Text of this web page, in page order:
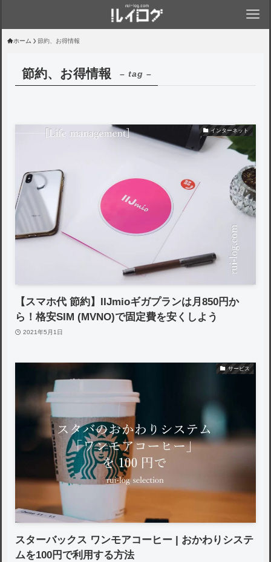
ホーム 節約、お得情報
節約、お得情報 – tag –
インターネット
【スマホ代 節約】IIJmioギガプランは月850円か
ら！格安SIM (MVNO)で固定費を安くしよう
2021年5月1日
サービス
スターバックス ワンモアコーヒー | おかわりシステ
ムを100円で利用する方法